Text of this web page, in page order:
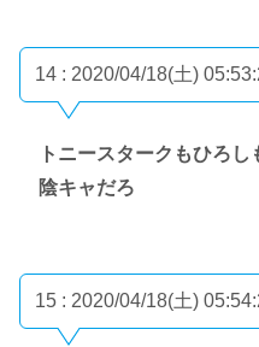
14 : 2020/04/18(土)
トニースタークもひろ
陰キャだろ
15 : 2020/04/18(土)